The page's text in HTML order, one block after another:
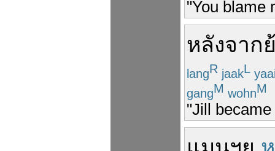
"You blame
หลังจาก
langR jaakL
gangM wohnM
"Jill